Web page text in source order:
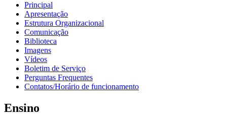
Principal
Apresentação
Estrutura Organizacional
Comunicação
Biblioteca
Imagens
Vídeos
Boletim de Serviço
Perguntas Frequentes
Contatos/Horário de funcionamento
Ensino